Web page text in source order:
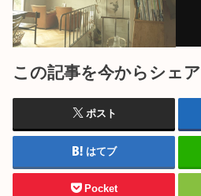
この記事を今からシェア
ポスト
はてブ
Pocket